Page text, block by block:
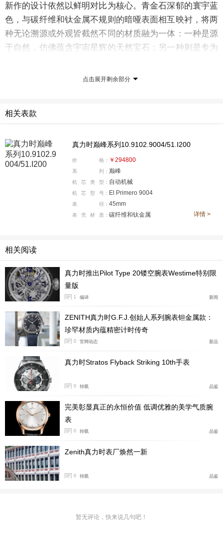
新作的设计依然以鲜明对比为核心。青金石深郁的寰宇蓝
色，与碳纤维和钛金属不规则的暗哑表面相互映衬，将两
种无论溯源或外观皆截然不同的材质融为一体：一种是源
于自然，仿佛蕴含宇宙星辉的天然宝石；另一种则是专为
纤维与钛金属元素，质地轻盈，坚固耐用，与DEFY巅峰
感，于腕间流露低调内敛的气质。
镂空表盘之上，青金石计时盘以深郁的寰宇蓝色呈现迷人
魅力
青金石计时盘镶嵌于镂空结构的表盘之中，以盎然色彩呈
现深邃美感，于视觉上营造别具一格的魅力。天然青金石
内含金色黄铁矿微粒，随光线角度流转折射出细腻金光，
与腕表深色基调相映成趣。镀金镶贴时标涂覆Super-Lumi
Nova超级夜光物料，在不失整体视觉平衡和谐的同时，
确保不同光照环境下皆可清晰辨读。表盘布局以中央时针
与分针为核心，9时位置设小秒盘，3时位置设30分钟计时
盘，6时位置设60秒计时盘，12时位置为计时动力储存显
示。中央计时秒针每秒在表盘上旋转一圈，以清晰易辨的
方式显示1/100秒。
点击展开剩余部分
相关表款
真力时巅峰系列10.9102.9004/51.I200
价 格： ￥294800
系 列： 巅峰
机 芯 类 型： 自动机械
机 芯 型 号： El Primero 9004
表 径： 45mm
表 壳 材 质： 碳纤维和钛金属 详情 >
相关阅读
真力时推出Pilot Type 20镂空腕表Westime特别限
量版
1 编译 新闻
ZENITH真力时G.F.J.创始人系列腕表钽金属款：
珍罕材质内蕴精密计时传奇
0 官网动态 新品
真力时Stratos Flyback Striking 10th手表
0 转载 品鉴
完美彰显真正的永恒价值 低调优雅的美学气质腕
表
0 转载 品鉴
Zenith真力时表厂焕然一新
0 转载 品鉴
暂无评论，快来说几句吧！